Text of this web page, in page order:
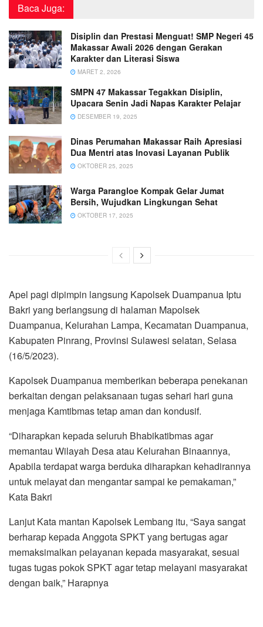
Baca Juga:
Disiplin dan Prestasi Menguat! SMP Negeri 45
Makassar Awali 2026 dengan Gerakan
Karakter dan Literasi Siswa
MARET 2, 2026
SMPN 47 Makassar Tegakkan Disiplin,
Upacara Senin Jadi Napas Karakter Pelajar
DESEMBER 19, 2025
Dinas Perumahan Makassar Raih Apresiasi
Dua Mentri atas Inovasi Layanan Publik
OKTOBER 25, 2025
Warga Parangloe Kompak Gelar Jumat
Bersih, Wujudkan Lingkungan Sehat
OKTOBER 17, 2025
Apel pagi dipimpin langsung Kapolsek Duampanua Iptu
Bakri yang berlangsung di halaman Mapolsek
Duampanua, Kelurahan Lampa, Kecamatan Duampanua,
Kabupaten Pinrang, Provinsi Sulawesi selatan, Selasa
(16/5/2023).
Kapolsek Duampanua memberikan beberapa penekanan
berkaitan dengan pelaksanaan tugas sehari hari guna
menjaga Kamtibmas tetap aman dan kondusif.
“Diharapkan kepada seluruh Bhabikatibmas agar
memantau Wilayah Desa atau Kelurahan Binaannya,
Apabila terdapat warga berduka diharapkan kehadirannya
untuk melayat dan mengantar sampai ke pemakaman,”
Kata Bakri
Lanjut Kata mantan Kapolsek Lembang itu, “Saya sangat
berharap kepada Anggota SPKT yang bertugas agar
memaksimalkan pelayanan kepada masyarakat, sesuai
tugas tugas pokok SPKT agar tetap melayani masyarakat
dengan baik,” Harapnya